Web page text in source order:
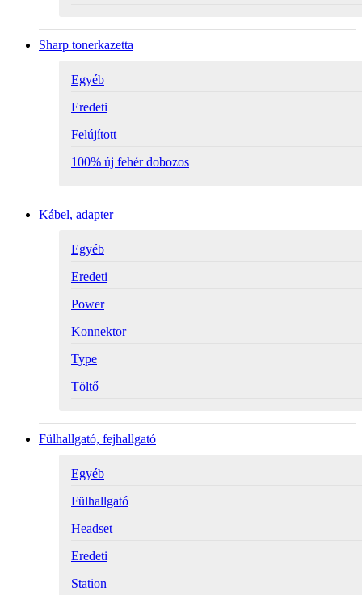
Sharp tonerkazetta
Egyéb
Eredeti
Felújított
100% új fehér dobozos
Kábel, adapter
Egyéb
Eredeti
Power
Konnektor
Type
Töltő
Fülhallgató, fejhallgató
Egyéb
Fülhallgató
Headset
Eredeti
Station